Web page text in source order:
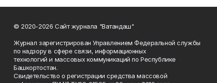
© 2020-2026 Сайт журнала "Ватандаш"
Журнал зарегистрирован Управлением Федеральной службы
по надзору в сфере связи, информационных
технологий и массовых коммуникаций по Республике
Башкортостан.
Свидетельство о регистрации средства массовой